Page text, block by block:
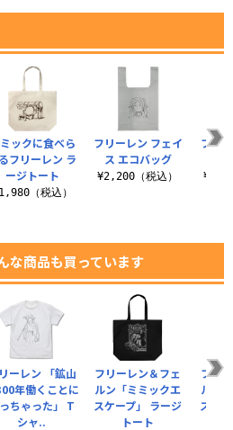
ックに食べら
フリーレン ラ
ージトート
（税込）
フリーレン フェイ
ス エコバッグ
¥2,200（税込）
フリ
な商品も買っています
ーレン 「鉱山
年働くことに
ちゃった」 T
シャ..
フリーレン＆フェ
ルン「ミミックエ
スケープ」 ラージ
トート
フリ
ルン
スケ